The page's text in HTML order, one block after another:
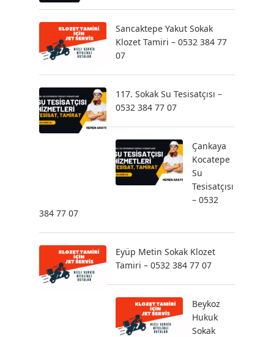
Sancaktepe Yakut Sokak
Klozet Tamiri – 0532 384 77
07
117. Sokak Su Tesisatçısı –
0532 384 77 07
Çankaya
Kocatepe
Su
Tesisatçısı
– 0532
384 77 07
Eyüp Metin Sokak Klozet
Tamiri – 0532 384 77 07
Beykoz
Hukuk
Sokak